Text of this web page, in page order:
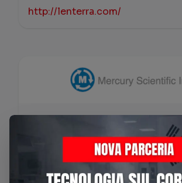
http://lenterra.com/
Mercury Scientific Inc
Mercury Scientific Inc: líder em
medição de propriedades de fluxo de
representada pela Dafratec. Precisão
e garantir qualidade.